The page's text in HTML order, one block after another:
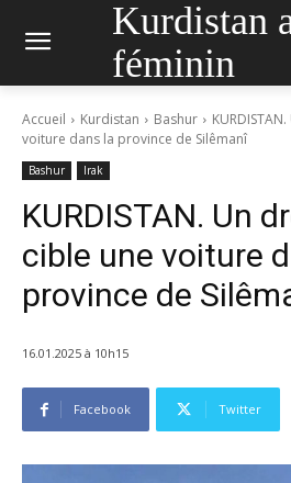
Kurdistan
féminin
Accueil Kurdistan Bashur
voiture dans la province de Silêmanî
Bashur Irak
KURDISTAN. Un
cible une voiture
province de
16.01.2025 à 10h15
Facebook Twitter